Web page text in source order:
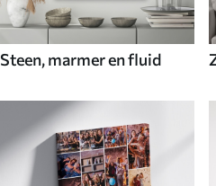
Steen, marmer en fluid